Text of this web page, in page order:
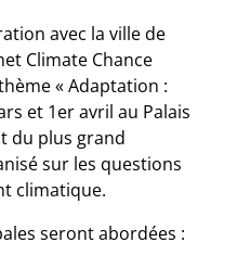
avec la ville de
Climate Chance
« Adaptation :
et 1er avril au Palais
du plus grand
sur les questions
climatique.
seront abordées :